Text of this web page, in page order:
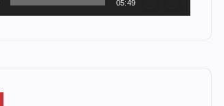
05:49